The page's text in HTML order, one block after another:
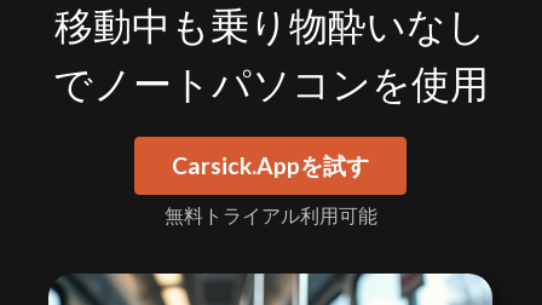
移動中も乗り物酔いなし
でノートパソコンを使用
Carsick.Appを試す
無料トライアル利用可能